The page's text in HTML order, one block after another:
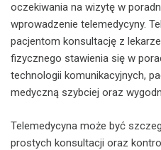
oczekiwania na wizytę w
wprowadzenie telemedycyny.
pacjentom konsultację z
fizycznego stawienia się w
technologii komunikacyjnych,
medyczną szybciej oraz
Telemedycyna może być
prostych konsultacji oraz